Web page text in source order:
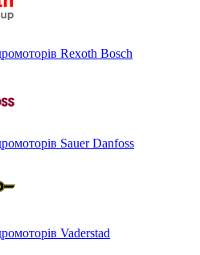
Rexoth Bosch
Sauer Danfoss
Vaderstad